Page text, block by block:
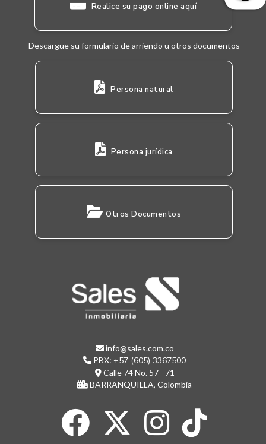
Realice su pago online aquí
Descargue su formulario de arriendo u otros documentos
Persona natural
Persona jurídica
Otros Documentos
info@sales.com.co
PBX: +57 (605) 3367500
Calle 74 No. 57 - 71
BARRANQUILLA, Colombia